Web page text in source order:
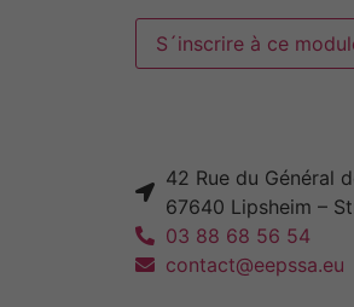
42 Rue du Général
67640 Lipsheim –
03 88 68 56 54
contact@eepssa.eu